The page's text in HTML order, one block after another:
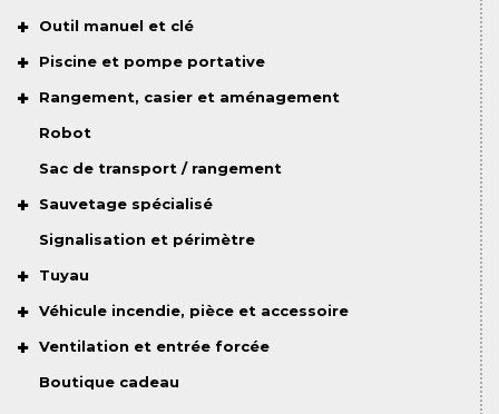
Outil manuel et clé
Piscine et pompe portative
Rangement, casier et aménagement
Robot
Sac de transport / rangement
Sauvetage spécialisé
Signalisation et périmètre
Tuyau
Véhicule incendie, pièce et accessoire
Ventilation et entrée forcée
Boutique cadeau